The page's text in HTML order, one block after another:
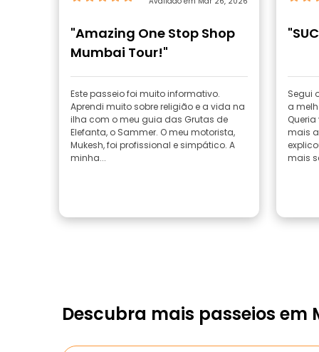
"Amazing One Stop Shop
Mumbai Tour!"
Este passeio foi muito informativo.
Aprendi muito sobre religião e a vida na
ilha com o meu guia das Grutas de
Elefanta, o Sammer. O meu motorista,
Mukesh, foi profissional e simpático. A
minha...
Segui
a
mais
mais
Descubra mais passeios em